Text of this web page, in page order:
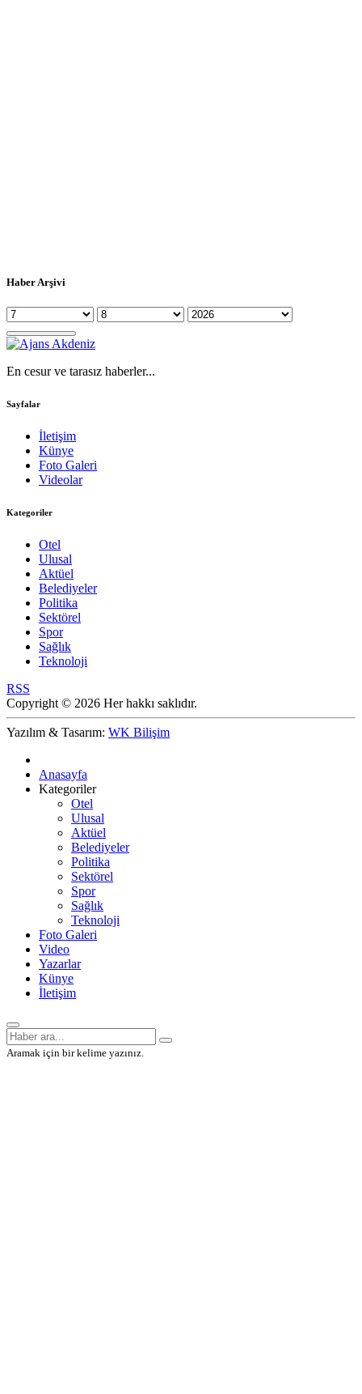
Haber Arşivi
En cesur ve tarasız haberler...
Sayfalar
İletişim
Künye
Foto Galeri
Videolar
Kategoriler
Otel
Ulusal
Aktüel
Belediyeler
Politika
Sektörel
Spor
Sağlık
Teknoloji
RSS
Copyright © 2026 Her hakkı saklıdır.
Yazılım & Tasarım: WK Bilişim
Anasayfa
Kategoriler
Otel
Ulusal
Aktüel
Belediyeler
Politika
Sektörel
Spor
Sağlık
Teknoloji
Foto Galeri
Video
Yazarlar
Künye
İletişim
Aramak için bir kelime yazınız.